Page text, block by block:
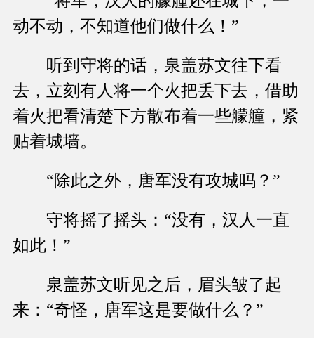
动不动，不知道他们做什么！”
听到守将的话，泉盖苏文往下看
去，立刻有人将一个火把丢下去，借助
着火把看清楚下方散布着一些艨艟，紧
贴着城墙。
“除此之外，唐军没有攻城吗？”
守将摇了摇头：“没有，汉人一直
如此！”
泉盖苏文听见之后，眉头皱了起
来：“奇怪，唐军这是要做什么？”